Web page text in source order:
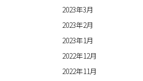
2023年3月
2023年2月
2023年1月
2022年12月
2022年11月